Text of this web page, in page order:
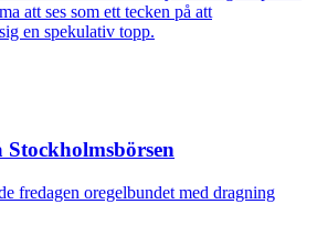
att ses som ett tecken på att
en spekulativ topp.
fredagen oregelbundet med dragning